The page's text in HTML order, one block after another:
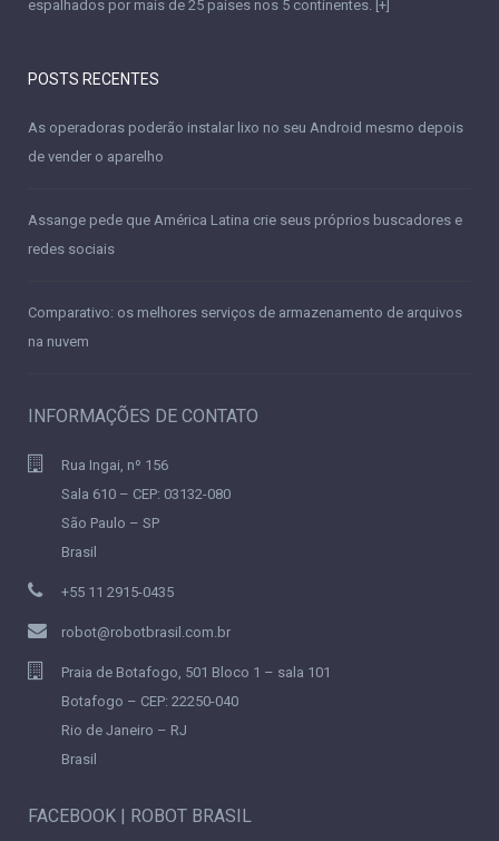
espalhados por mais de 25 países nos 5 continentes. [+]
POSTS RECENTES
As operadoras poderão instalar lixo no seu Android mesmo depois
de vender o aparelho
Assange pede que América Latina crie seus próprios buscadores e
redes sociais
Comparativo: os melhores serviços de armazenamento de arquivos
na nuvem
INFORMAÇÕES DE CONTATO
Rua Ingai, nº 156
Sala 610 – CEP: 03132-080
São Paulo – SP
Brasil
+55 11 2915-0435
robot@robotbrasil.com.br
Praia de Botafogo, 501 Bloco 1 – sala 101
Botafogo – CEP: 22250-040
Rio de Janeiro – RJ
Brasil
FACEBOOK | ROBOT BRASIL